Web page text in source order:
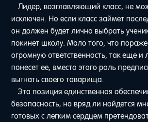
Лидер, возглавляющий класс, не
исключен. Но если класс займет
он должен будет лично выбрать
покинет школу. Мало того, что
огромную ответственность, так еще и
понесет ее, вместо этого роль
выгнать своего товарища.
Эта позиция единственная
безопасность, но вряд ли найдется
готовых с легким сердцем